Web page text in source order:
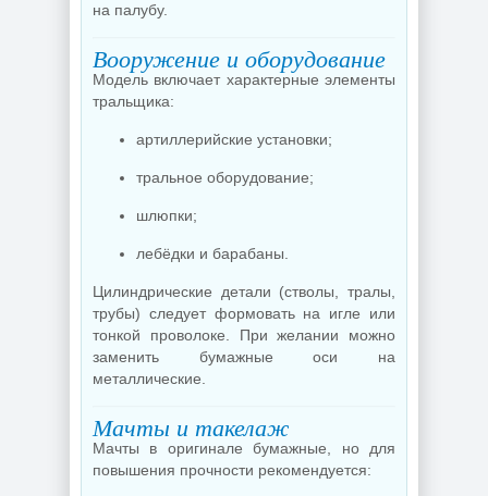
на палубу.
Вооружение и оборудование
Модель включает характерные элементы
тральщика:
артиллерийские установки;
тральное оборудование;
шлюпки;
лебёдки и барабаны.
Цилиндрические детали (стволы, тралы,
трубы) следует формовать на игле или
тонкой проволоке. При желании можно
заменить бумажные оси на
металлические.
Мачты и такелаж
Мачты в оригинале бумажные, но для
повышения прочности рекомендуется: